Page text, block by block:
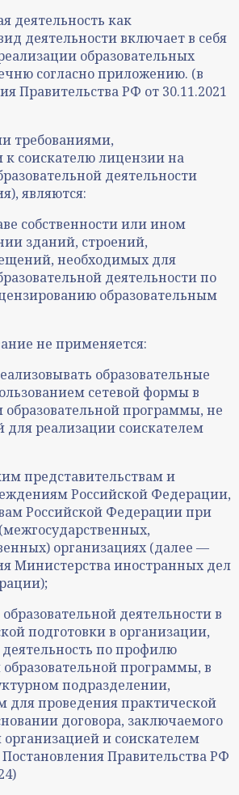
деятельность как
деятельности включает в себя
образовательных
согласно приложению. (в
Правительства РФ от 30.11.2021
требованиями,
соискателю лицензии на
деятельности
являются:
собственности или ином
зданий, строений,
необходимых для
деятельности по
образовательным
не применяется:
образовательные
сетевой формы в
программы, не
для реализации соискателем
представительствам и
Российской Федерации,
Российской Федерации при
организациях (далее —
Министерства иностранных дел
деятельности в
подготовки в организации,
по профилю
программы, в
подразделении,
для проведения практической
договора, заключаемого
и соискателем
Правительства РФ